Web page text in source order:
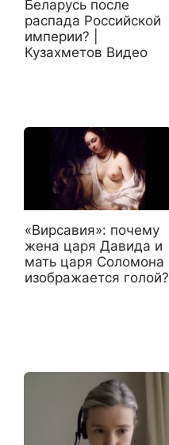
Беларусь после
распада Российской
империи? |
Кузахметов Видео
«Вирсавия»: почему
жена царя Давида и
мать царя Соломона
изображается голой?